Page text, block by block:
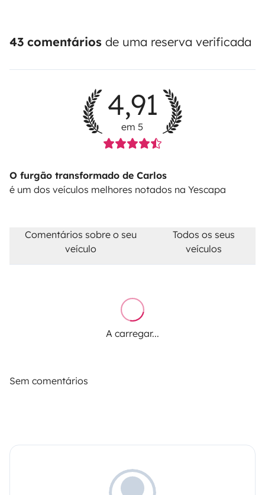
43 comentários de uma reserva verificada
4,91
em 5
O furgão transformado de Carlos
é um dos veículos melhores notados na Yescapa
Comentários sobre o seu
veículo
Todos os seus
veículos
A carregar...
Sem comentários